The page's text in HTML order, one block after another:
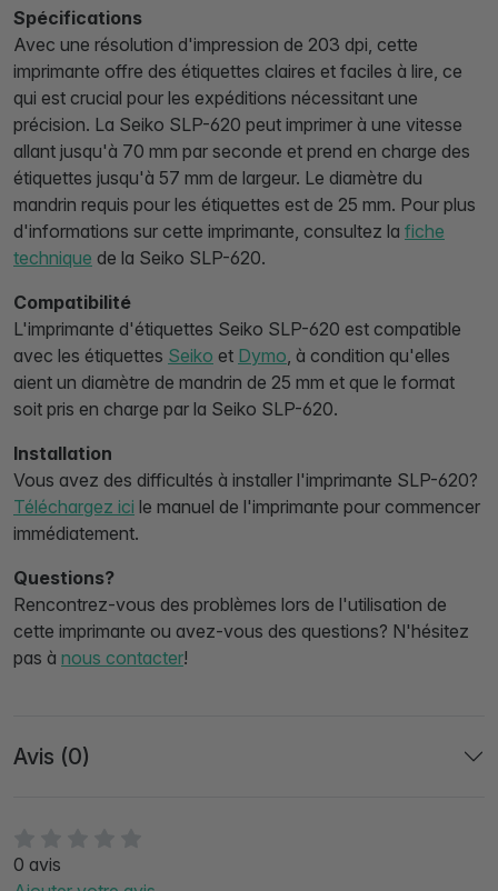
0 avis
Spécifications
Avec une résolution d'impression de 203 dpi, cette
imprimante offre des étiquettes claires et faciles à lire, ce
qui est crucial pour les expéditions nécessitant une
précision. La Seiko SLP-620 peut imprimer à une vitesse
allant jusqu'à 70 mm par seconde et prend en charge des
étiquettes jusqu'à 57 mm de largeur. Le diamètre du
mandrin requis pour les étiquettes est de 25 mm. Pour plus
d'informations sur cette imprimante, consultez la fiche
technique de la Seiko SLP-620.
Compatibilité
L'imprimante d'étiquettes Seiko SLP-620 est compatible
avec les étiquettes Seiko et Dymo , à condition qu'elles
aient un diamètre de mandrin de 25 mm et que le format
soit pris en charge par la Seiko SLP-620.
Installation
Vous avez des difficultés à installer l'imprimante SLP-620?
Téléchargez ici le manuel de l'imprimante pour commencer
immédiatement.
Questions?
Rencontrez-vous des problèmes lors de l'utilisation de
cette imprimante ou avez-vous des questions? N'hésitez
pas à nous contacter!
Avis (0)